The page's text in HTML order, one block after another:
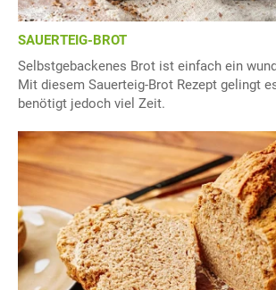
SAUERTEIG-BROT
Selbstgebackenes Brot ist einfach ein
Mit diesem Sauerteig-Brot Rezept gelingt
benötigt jedoch viel Zeit.